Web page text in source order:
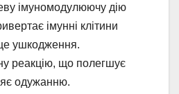
імуномодулюючу дію
імунні клітини
ушкодження.
реакцію, що полегшує
одужанню.